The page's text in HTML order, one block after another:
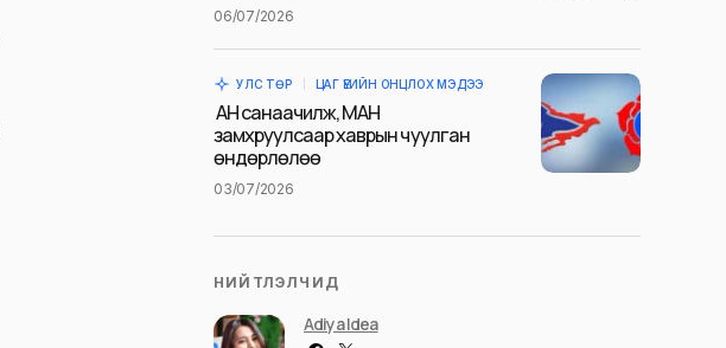
06/07/2026
УЛС ТӨР ЦАГ ҮЕИЙН ОНЦЛОХ МЭДЭЭ
АН санаачилж, МАН
замхруулсаар хаврын чуулган
өндөрлөлөө
03/07/2026
НИЙТЛЭЛЧИД
Adiya Idea